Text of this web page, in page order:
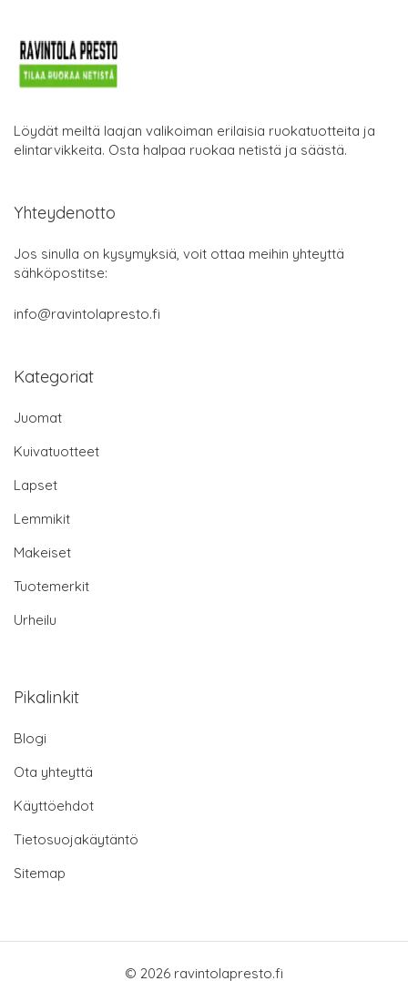
Löydät meiltä laajan valikoiman erilaisia ruokatuotteita ja
elintarvikkeita. Osta halpaa ruokaa netistä ja säästä.
Yhteydenotto
Jos sinulla on kysymyksiä, voit ottaa meihin yhteyttä
sähköpostitse:
info@ravintolapresto.fi
Kategoriat
Juomat
Kuivatuotteet
Lapset
Lemmikit
Makeiset
Tuotemerkit
Urheilu
Pikalinkit
Blogi
Ota yhteyttä
Käyttöehdot
Tietosuojakäytäntö
Sitemap
© 2026 ravintolapresto.fi